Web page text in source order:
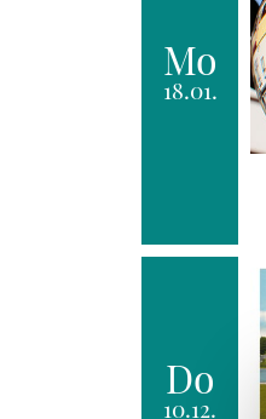
Mo
18.01.
Do
10.12.